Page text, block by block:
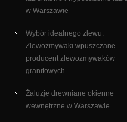
w Warszawie
Wybór idealnego zlewu.
Zlewozmywaki wpuszczane –
producent zlewozmywaków
granitowych
Żaluzje drewniane okienne
wewnętrzne w Warszawie